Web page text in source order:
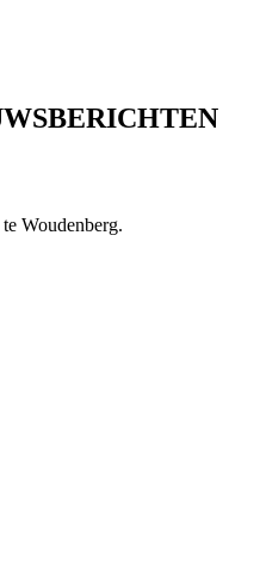
Woudenberg.